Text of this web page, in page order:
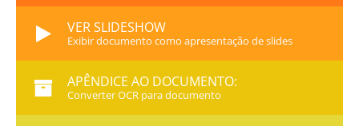
VER SLIDESHOW
Exibir documento como apresentação de slides
APÊNDICE AO DOCUMENTO:
Converter OCR para documento